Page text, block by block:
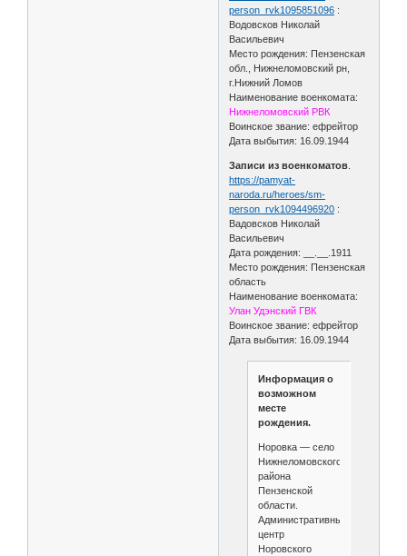
person_rvk1095851096 :
Водовсков Николай
Васильевич
Место рождения: Пензенская
обл., Нижнеломовский рн,
г.Нижний Ломов
Наименование военкомата:
Нижнеломовский РВК
Воинское звание: ефрейтор
Дата выбытия: 16.09.1944
Записи из военкоматов
https://pamyat-
naroda.ru/heroes/sm-
person_rvk1094496920 :
Вадовсков Николай
Васильевич
Дата рождения: __.__.1911
Место рождения: Пензенская
область
Наименование военкомата:
Улан Удэнский ГВК
Воинское звание: ефрейтор
Дата выбытия: 16.09.1944
Информация о
возможном
месте
рождения.
Норовка — село
Нижнеломовского
района
Пензенской
области.
Административный
центр
Норовского